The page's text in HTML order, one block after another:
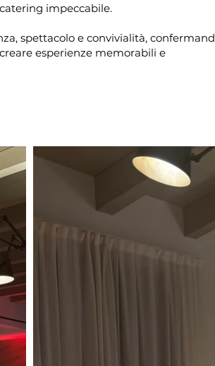
impeccabile.
spettacolo e convivialità,
esperienze memorabili e